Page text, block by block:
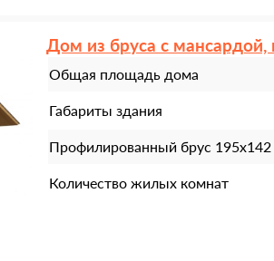
Дом из бруса с мансардой,
Общая площадь дома
Габариты здания
Профилированный брус
Количество жилых комнат